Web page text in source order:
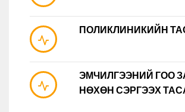
ПОЛИКЛИНИКИЙН
ЭМЧИЛГЭЭНИЙ ГОО
НӨХӨН СЭРГЭЭХ